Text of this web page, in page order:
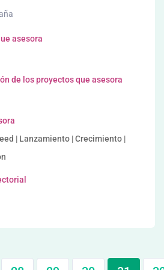
asesora
de los proyectos que asesora
| Lanzamiento | Crecimiento |